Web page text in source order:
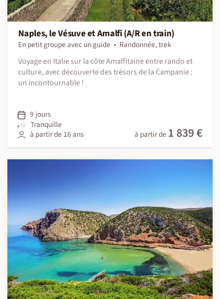
Naples, le Vésuve et Amalfi (A/R en train)
En petit groupe avec un guide
Randonnée, trek
Voyage en Italie sur la côte Amalfitaine entre rando et
culture, avec découverte des trésors de la Campanie :
un incontournable !
9 jours
Tranquille
à partir de 16 ans
à partir de 1 839 €